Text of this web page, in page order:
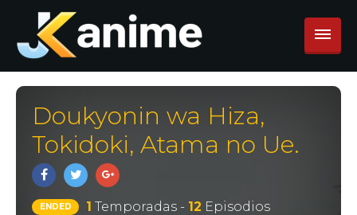
Doukyonin wa Hiza,
Tokidoki, Atama no Ue.
ENDED 1 Temporadas - 12 Episodios